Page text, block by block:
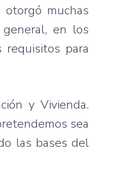
muchas
en los
para
y Vivienda.
sea
las bases del